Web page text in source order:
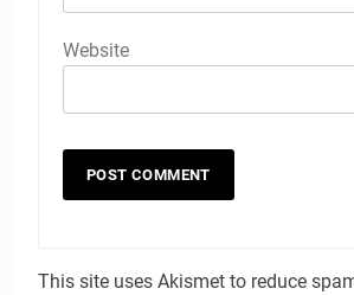
Website
This site uses Akismet to reduce